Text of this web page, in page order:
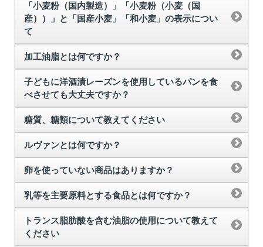
「小麦粉（国内製造）」「小麦粉（小麦（国
産））」と「国産小麦」「和小麦」の表示につい
て
加工油脂とは何ですか？
子どもに洋酒漬レーズンを使用しているパンを食
べさせても大丈夫ですか？
糖質、糖類について教えてください
ルヴァンとは何ですか？
卵を使っていない商品はありますか？
乳等を主要原料とする食品とは何ですか？
トランス脂肪酸を含む油脂の使用について教えて
ください